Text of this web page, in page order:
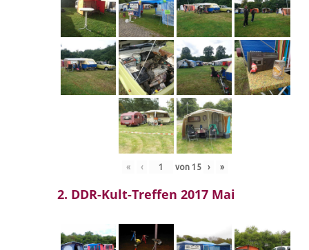
« ‹ von 15 › »
2. DDR-Kult-Treffen 2017 Mai